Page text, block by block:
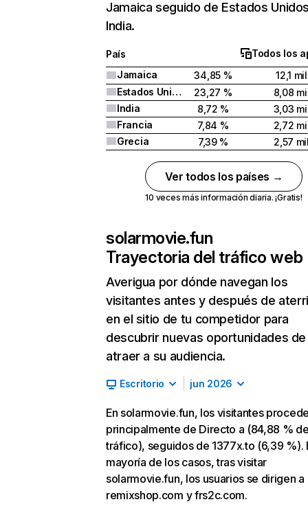
Jamaica seguido de Estados
India.
País
Todos los
Jamaica
34,85 %
12,1 mil
Estados Unidos
23,27 %
8,08
India
8,72 %
3,03
Francia
7,84 %
2,72
Grecia
7,39 % 2,57
Ver todos los países →
10 veces más información diaria. ¡Gratis!
solarmovie.fun
Trayectoria del tráfico web
Averigua por dónde navegan los
visitantes antes y después de
en el sitio de tu competidor para
descubrir nuevas oportunidades de
atraer a su audiencia.
Escritorio jun 2026
En solarmovie.fun, los visitantes
principalmente de Directo a (84,88 %
tráfico), seguidos de 1377x.to (6,39 %).
mayoría de los casos, tras visitar
solarmovie.fun, los usuarios se dirigen a
remixshop.com y frs2c.com.